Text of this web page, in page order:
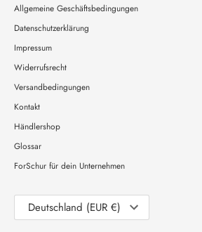
Allgemeine Geschäftsbedingungen
Datenschutzerklärung
Impressum
Widerrufsrecht
Versandbedingungen
Kontakt
Händlershop
Glossar
ForSchur für dein Unternehmen
WährungDeutschland (EUR €)